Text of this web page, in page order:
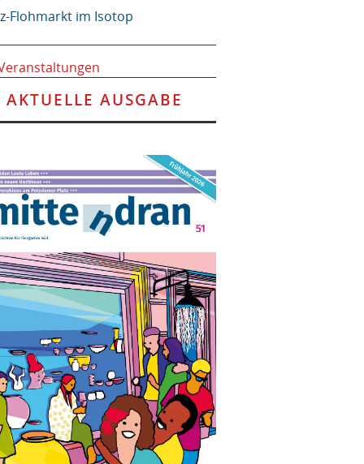
Flohmarkt im Isotop
AKTUELLE AUSGABE